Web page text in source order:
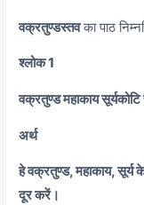
वक्रतुण्डस्तवका पाठ
श्लोक 1
वक्रतुण्ड महाकाय सूर्यकोटि
अर्थ
हे वक्रतुण्ड, महाकाय, सूर्य
दूर करें।